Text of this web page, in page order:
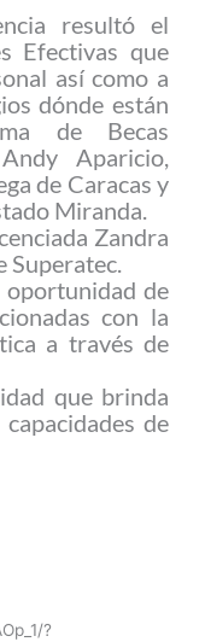
resultó el
Efectivas que
así como a
dónde están
de Becas
Aparicio,
de Caracas y
Miranda.
Zandra
Superatec.
de
con la
a través de
que brinda
de
?